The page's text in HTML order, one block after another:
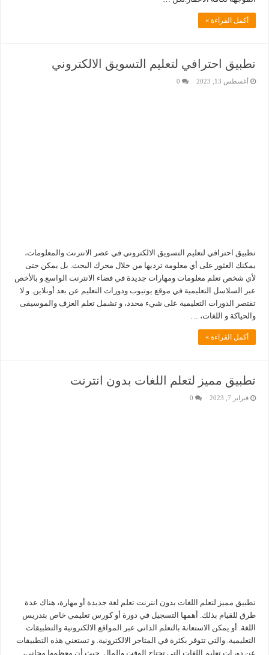
أكمل القراءة »
تطبيق احترافي لتعليم التسويق الالكتروني
أغسطس 13, 2023 0
تطبيق احترافي لتعليم التسويق الالكتروني في عصر الانترنت والمعلومات،
يمكنك العثور على أي معلومة ترديها من خلال محرك البحث. بل يمكن حتى
لأي شخص تعلم معلومات ومهارات جديدة في فضاء الانترنت الواسع.و بالأخص
عبر السلاسل التعليمية في موقع يوتيوب ودورات التعليم عن بعد أونلاين. و لا
تقتصر الدورات التعليمية على شيء محدد، و تشمل تعلم العزف والموسيقى
والحياكة و اللغات، …
أكمل القراءة »
تطبيق مميز لتعلم اللغات بدون انترنت
فبراير 7, 2023 0
تطبيق مميز لتعلم اللغات بدون انترنت تعلم لغة جديدة أو مهارة، هناك عدة
طرق للقيام بذلك. أهمها التسجيل في دورة أو كورس تعليمي خاص بتدريس
اللغة. أو يمكن الاستعانة بالتعلم الذاتي عبر المواقع الالكترونية والتطبيقات
التعليمية. والتي تتوفر بكثرة في المتاجر الالكترونية. و تستغني هذه التطبيقات
عن دورات تعليم اللغات التي تحتاج الوقت والمال. حيث أن معظمها مجاني،